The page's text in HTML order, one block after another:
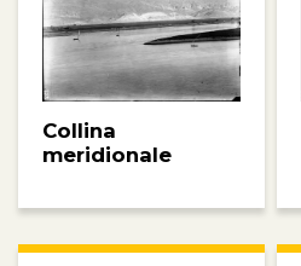
Collina
meridionale